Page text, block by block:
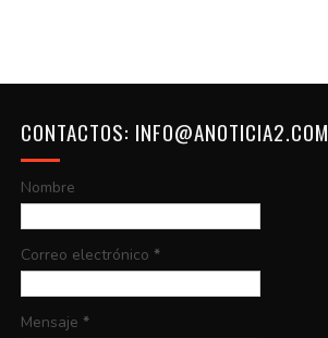
CONTACTOS: INFO@ANOTICIA2.COM
Nombre
Correo electrónico *
Mensaje *